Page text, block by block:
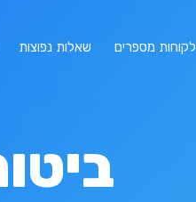
לקוחות מספרים שאלות נפוצות